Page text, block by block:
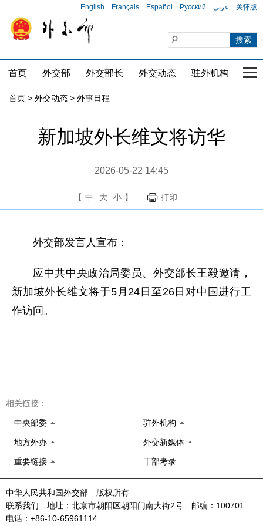
English Français Español Русский عربي 关怀版
首页 外交部 外交部长 外交动态 驻外机构 国
首页 > 外交动态 > 外事日程
新加坡外长维文将访华
2026-05-22 14:45
【 中 大 小 】 打印
外交部发言人宣布：
应中共中央政治局委员、外交部长王毅邀请，
新加坡外长维文将于5月24日至26日对中国进行工
作访问。
相关链接：
中央部委 驻外机构
地方外办 外交新媒体
重要链接 干部考录
中华人民共和国外交部 版权所有
联系我们 地址：北京市朝阳区朝阳门南大街2号 邮编：100701
电话：+86-10-65961114